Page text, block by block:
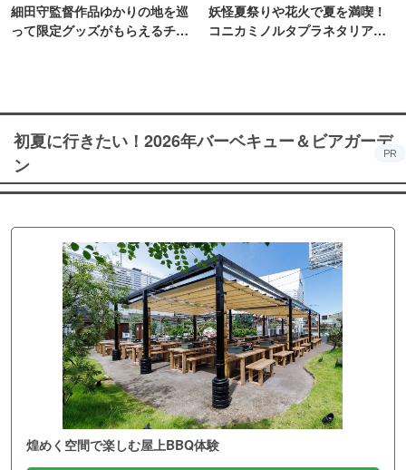
細田守監督作品ゆかりの地を巡
って限定グッズがもらえるチャ
妖怪夏祭りや花火で夏を満喫！
コニカミノルタプラネタリア
初夏に行きたい！2026年バーベキュー＆ビアガーデ
ン
PR
煌めく空間で楽しむ屋上BBQ体験